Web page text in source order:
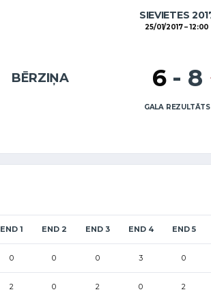
SIEVIETES
25/01/2017 12:00
BĒRZIŅA 6 - 8
GALA REZULTĀTS
END 1 END 2 END 3 END 4 END 5
0 0 0 3 0
2 0 2 0 2